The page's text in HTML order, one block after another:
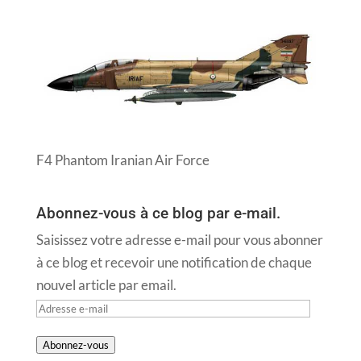
F4 Phantom Iranian Air Force
Abonnez-vous à ce blog par e-mail.
Saisissez votre adresse e-mail pour vous abonner
à ce blog et recevoir une notification de chaque
nouvel article par email.
Adresse
mail
Abonnez-vous